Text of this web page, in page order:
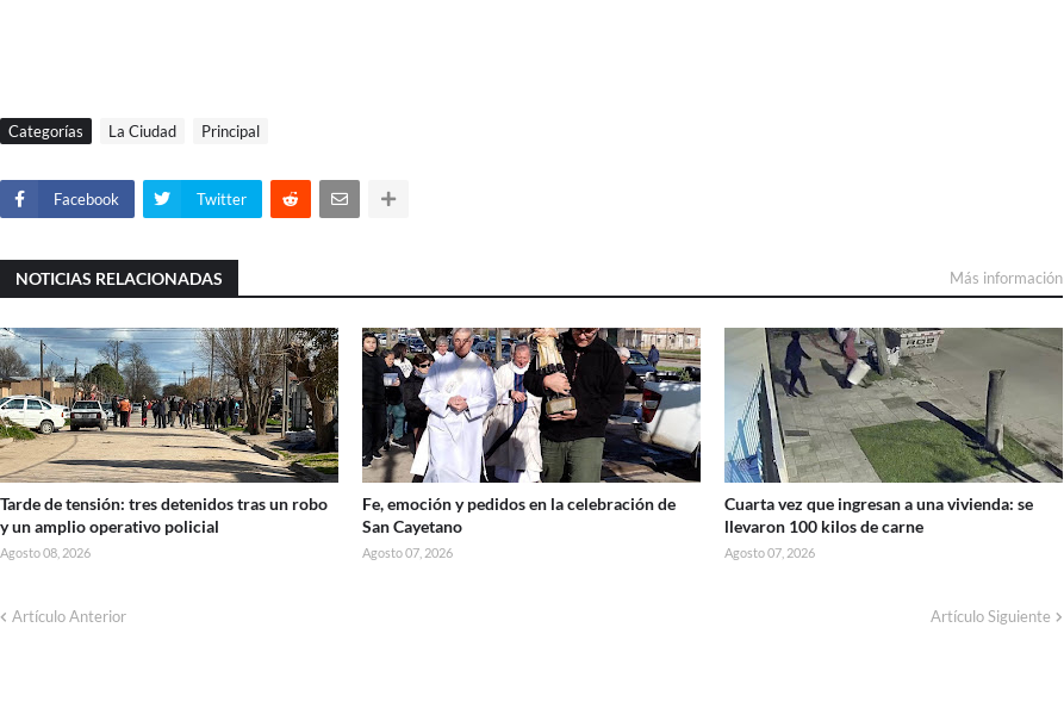
Categorías La Ciudad Principal
Facebook Twitter
NOTICIAS RELACIONADAS Más información
Tarde de tensión: tres detenidos tras un robo
y un amplio operativo policial
Agosto 08, 2026
Fe, emoción y pedidos en la celebración de
San Cayetano
Agosto 07, 2026
Cuarta vez que ingresan a una vivienda: se
llevaron 100 kilos de carne
Agosto 07, 2026
Artículo Anterior Artículo Siguiente